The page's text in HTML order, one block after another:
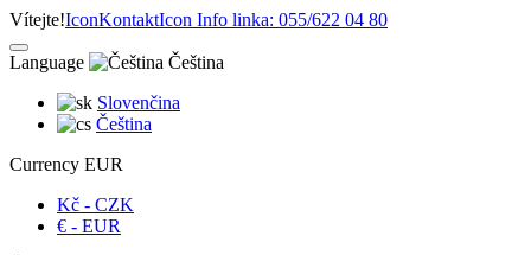
Vítejte!IconKontaktIcon Info linka: 055/622 04 80
Language
Čeština
Slovenčina
Čeština
Currency EUR
Kč - CZK
€ - EUR